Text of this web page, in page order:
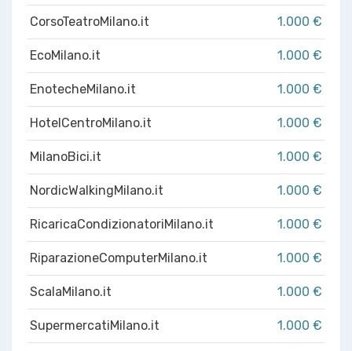
CorsoTeatroMilano.it 1.000 €
EcoMilano.it 1.000 €
EnotecheMilano.it 1.000 €
HotelCentroMilano.it 1.000 €
MilanoBici.it 1.000 €
NordicWalkingMilano.it 1.000 €
RicaricaCondizionatoriMilano.it 1.000 €
RiparazioneComputerMilano.it 1.000 €
ScalaMilano.it 1.000 €
SupermercatiMilano.it 1.000 €